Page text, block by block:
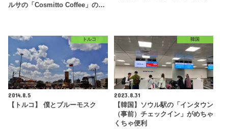
ルサの「Cosmitto Coffee」の…
トルコ
2014.8.5
【トルコ】 僕とブルーモスク
韓国
2023.8.31
【韓国】ソウル駅の「インタウン
（事前）チェックイン」がめちゃ
くちゃ便利